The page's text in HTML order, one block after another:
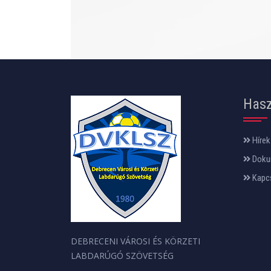
DEBRECENI VÁROSI ÉS KÖRZETI
LABDARÚGÓ SZÖVETSÉG
Hírek